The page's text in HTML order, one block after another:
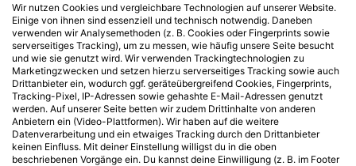
Wir nutzen Cookies und vergleichbare Technologien auf unserer Website.
Einige von ihnen sind essenziell und technisch notwendig. Daneben
verwenden wir Analysemethoden (z. B. Cookies oder Fingerprints sowie
serverseitiges Tracking), um zu messen, wie häufig unsere Seite besucht
und wie sie genutzt wird. Wir verwenden Trackingtechnologien zu
Marketingzwecken und setzen hierzu serverseitiges Tracking sowie auch
Drittanbieter ein, wodurch ggf. geräteübergreifend Cookies, Fingerprints,
Tracking-Pixel, IP-Adressen sowie gehashte E-Mail-Adressen genutzt
werden. Auf unserer Seite betten wir zudem Drittinhalte von anderen
Anbietern ein (Video-Plattformen). Wir haben auf die weitere
Datenverarbeitung und ein etwaiges Tracking durch den Drittanbieter
keinen Einfluss. Mit deiner Einstellung willigst du in die oben
beschriebenen Vorgänge ein. Du kannst deine Einwilligung (z. B. im Footer